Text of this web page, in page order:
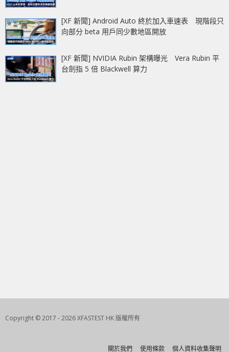
[XF 新聞] Android Auto 終於加入車速表 現階段只
向部分 beta 用戶同少數地區開放
[XF 新聞] NVIDIA Rubin 架構曝光 Vera Rubin 平
台劍指 5 倍 Blackwell 算力
Copyright © 2017 - 2026 XFASTEST HK 版權所有
關於我們 使用條款 個人資料收集聲明